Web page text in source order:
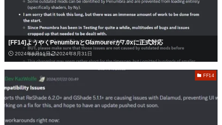
[FF14]ようやくPenumbraとGlamourerが7.0xに正式対応
2024年8月11日 2024年8月31日
FF14